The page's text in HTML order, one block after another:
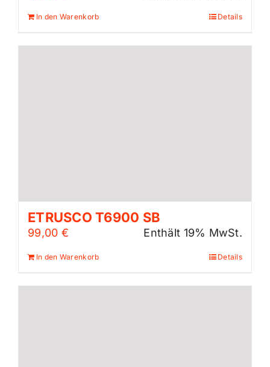
In den Warenkorb Details
ETRUSCO T6900 SB
99,00 € Enthält 19% MwSt.
In den Warenkorb Details